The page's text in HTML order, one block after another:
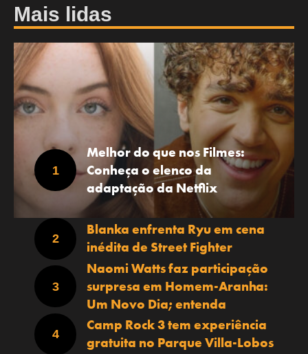
Mais lidas
Melhor do que nos Filmes:
Conheça o elenco da
adaptação da Netflix
Blanka enfrenta Ryu em cena
inédita de Street Fighter
Naomi Watts faz participação
surpresa em Homem-Aranha:
Um Novo Dia; entenda
Camp Rock 3 tem experiência
gratuita no Parque Villa-Lobos